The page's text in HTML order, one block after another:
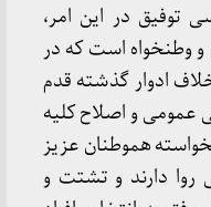
در این امر،
وطنخواه است که در
بتواند بر خلاف ادوار گذشته قدم
عمومی و اصلاح کلیه
هموطنان عزیز
دارند و تشتت و